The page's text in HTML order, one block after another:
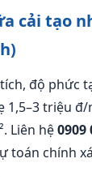
cải tạo
độ phức
1,5–3 triệu đ/
Liên hệ0909
toán chính